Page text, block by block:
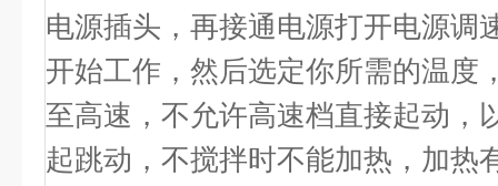
电源插头，再接通电源打开电源调
开始工作，然后选定你所需的温度
至高速，不允许高速档直接起动，
起跳动，不搅拌时不能加热，加热